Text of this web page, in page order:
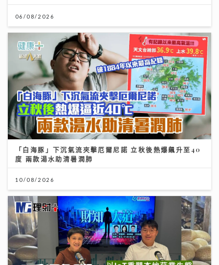
06/08/2026
「白海豚」下沉氣流夾擊厄爾尼諾 立秋後熱爆飆升至40
度 兩款湯水助清暑潤肺
10/08/2026